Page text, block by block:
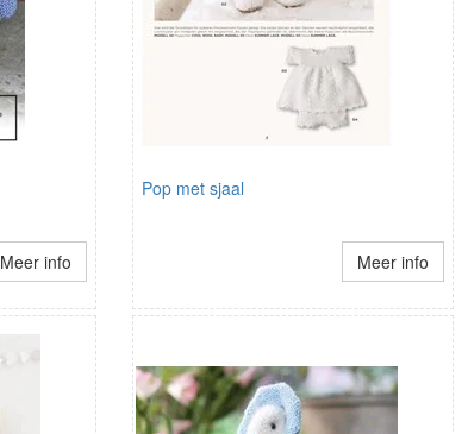
Meer info
Pop met sjaal
Meer info